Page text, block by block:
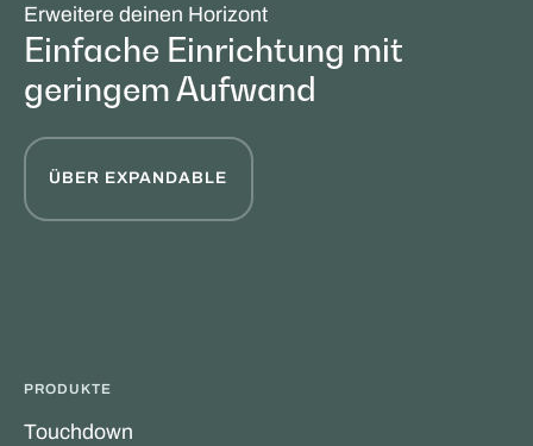
Erweitere deinen Horizont
Einfache Einrichtung mit
geringem Aufwand
ÜBER EXPANDABLE
PRODUKTE
Touchdown